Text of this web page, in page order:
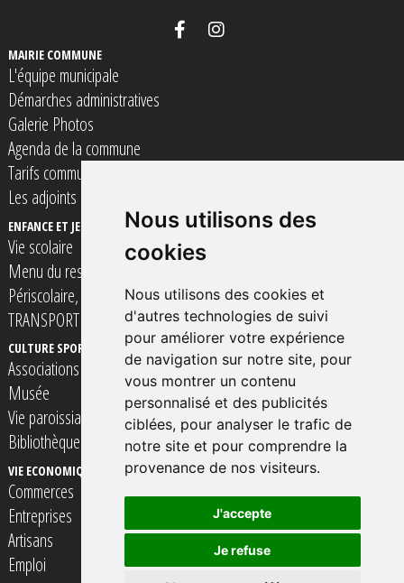
Nous utilisons des
cookies
Nous utilisons des cookies et
d'autres technologies de suivi
pour améliorer votre expérience
de navigation sur notre site, pour
vous montrer un contenu
personnalisé et des publicités
ciblées, pour analyser le trafic de
notre site et pour comprendre la
provenance de nos visiteurs.
J'accepte
Je refuse
MAIRIE COMMUNE
L'équipe municipale
Démarches administratives
Galerie Photos
Agenda de la commune
Tarifs communaux
Les adjoints
ENFANCE ET JEUNESSE
Vie scolaire
Menu du restaurant scolaire
Périscolaire, Accueil de loisirs et Espace Jeunes
TRANSPORT SCOLAIRE
CULTURE SPORT ET LOISIRS
Associations
Musée
Vie paroissiale
Bibliothèque
VIE SOCIALE SOLIDARITé ET SANTE
Assistantes Maternelles
Professionnels de Santé
TRANSPORT à la personne
VIE ECONOMIQUE
Commerces
Entreprises
Artisans
Emploi
CONTACTER VOTRE MAIRIE